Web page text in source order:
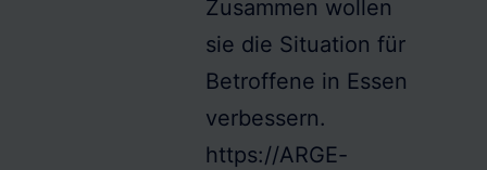
Zusammen wollen
sie die Situation für
Betroffene in Essen
verbessern.
https://ARGE-